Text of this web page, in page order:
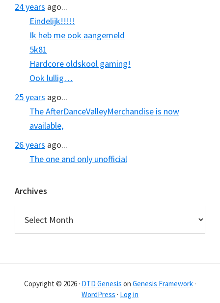
24 years ago...
Eindelijk!!!!!
Ik heb me ook aangemeld
5k81
Hardcore oldskool gaming!
Ook lullig…
25 years ago...
The AfterDanceValleyMerchandise is now
available,
26 years ago...
The one and only unofficial
Archives
Copyright © 2026 · DTD Genesis on Genesis Framework ·
WordPress · Log in